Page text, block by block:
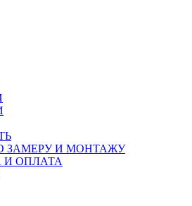
ЗАМЕРУ И МОНТАЖУ
И ОПЛАТА